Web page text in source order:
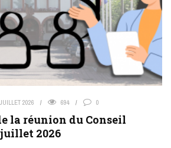
2026 694 0
la réunion du Conseil
2026